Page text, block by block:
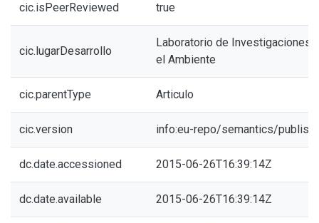
cic.isPeerReviewed true
cic.lugarDesarrollo
Laboratorio de Investigaciones
el Ambiente
cic.parentType Articulo
cic.version info:eu-repo/semantics/
dc.date.accessioned 2015-06-26T16:39:14Z
dc.date.available 2015-06-26T16:39:14Z